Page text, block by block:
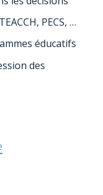
PECS, …
éducatifs
des